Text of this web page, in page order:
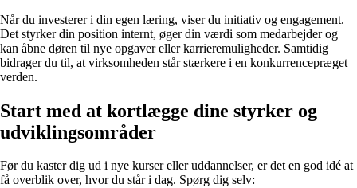
Når du investerer i din egen læring, viser du initiativ og engagement.
Det styrker din position internt, øger din værdi som medarbejder og
kan åbne døren til nye opgaver eller karrieremuligheder. Samtidig
bidrager du til, at virksomheden står stærkere i en konkurrencepræget
verden.
Start med at kortlægge dine styrker og
udviklingsområder
Før du kaster dig ud i nye kurser eller uddannelser, er det en god idé at
få overblik over, hvor du står i dag. Spørg dig selv: